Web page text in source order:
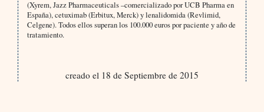
(Xyrem, Jazz Pharmaceuticals –comercializado por UCB Pharma en
España), cetuximab (Erbitux, Merck) y lenalidomida (Revlimid,
Celgene). Todos ellos superan los 100.000 euros por paciente y año de
tratamiento.
creado el 18 de Septiembre de 2015